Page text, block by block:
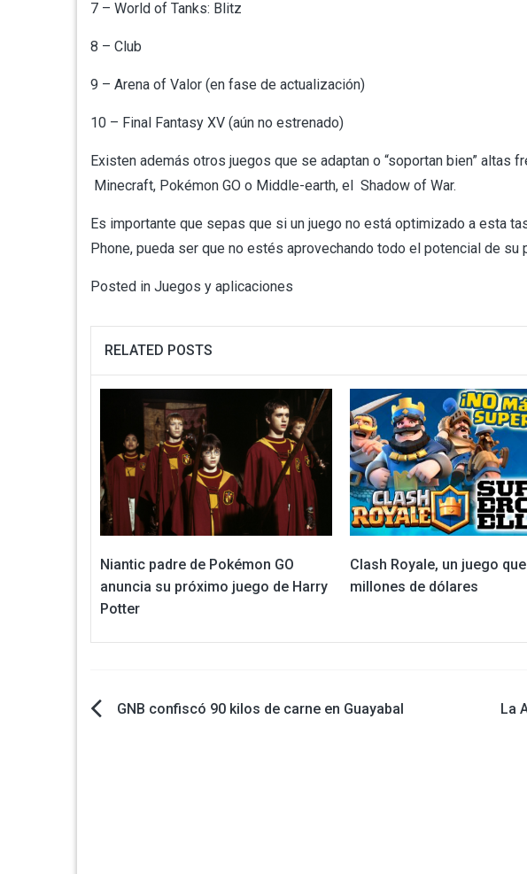
7 – World of Tanks: Blitz
8 – Club
9 – Arena of Valor (en fase de actualización)
10 – Final Fantasy XV (aún no estrenado)
Existen además otros juegos que se adaptan o “soportan bien”
Minecraft, Pokémon GO o Middle-earth, el Shadow of War.
Es importante que sepas que si un juego no está optimizado a esta
Phone, pueda ser que no estés aprovechando todo el potencial de su
Posted in Juegos y aplicaciones
RELATED POSTS
Niantic padre de Pokémon GO
anuncia su próximo juego de Harry
Potter
Clash Royale, un juego
millones de dólares
Navegación
GNB confiscó 90 kilos de carne en Guayabal
La